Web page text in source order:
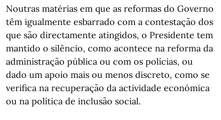
Noutras matérias em que as reformas do Governo
têm igualmente esbarrado com a contestação dos
que são directamente atingidos, o Presidente tem
mantido o silêncio, como acontece na reforma da
administração pública ou com os polícias, ou
dado um apoio mais ou menos discreto, como se
verifica na recuperação da actividade económica
ou na política de inclusão social.